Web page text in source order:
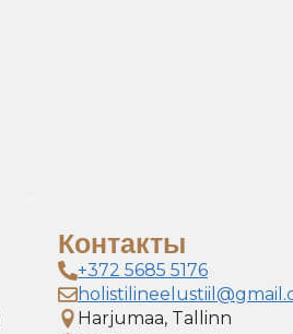
Контакты
+372 5685 5176
Harjumaa, Tallinn